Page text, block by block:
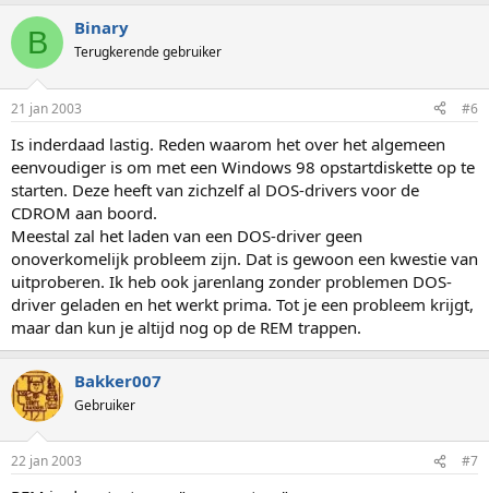
B Binary
Terugkerende gebruiker
21 jan 2003 #6
Is inderdaad lastig. Reden waarom het over het algemeen
eenvoudiger is om met een Windows 98 opstartdiskette op te
starten. Deze heeft van zichzelf al DOS-drivers voor de
CDROM aan boord.
Meestal zal het laden van een DOS-driver geen
onoverkomelijk probleem zijn. Dat is gewoon een kwestie van
uitproberen. Ik heb ook jarenlang zonder problemen DOS-
driver geladen en het werkt prima. Tot je een probleem krijgt,
maar dan kun je altijd nog op de REM trappen.
Bakker007
Gebruiker
22 jan 2003 #7